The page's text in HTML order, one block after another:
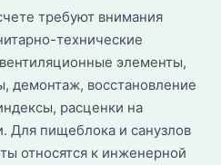
требуют внимания
технические
элементы,
демонтаж, восстановление
расценки на
Для пищеблока и санузлов
относятся к инженерной